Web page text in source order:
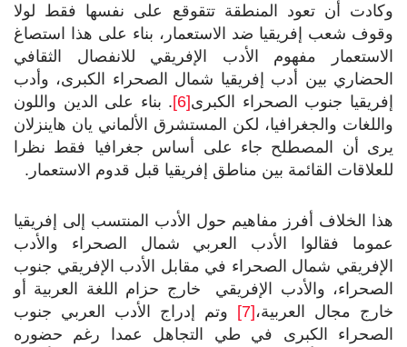
وكادت أن تعود المنطقة تتقوقع على نفسها فقط لولا
وقوف شعب إفريقيا ضد الاستعمار، بناء على هذا استصاغ
الاستعمار مفهوم الأدب الإفريقي للانفصال الثقافي
الحضاري بين أدب إفريقيا شمال الصحراء الكبرى، وأدب
إفريقيا جنوب الصحراء الكبرى[6]
. بناء على الدين واللون
واللغات والجغرافيا، لكن المستشرق الألماني يان هاينزلان
يرى أن المصطلح جاء على أساس جغرافيا فقط نظرا
للعلاقات القائمة بين مناطق إفريقيا قبل قدوم الاستعمار.
هذا الخلاف أفرز مفاهيم حول الأدب المنتسب إلى إفريقيا
عموما فقالوا الأدب العربي شمال الصحراء والأدب
الإفريقي شمال الصحراء في مقابل الأدب الإفريقي جنوب
الصحراء، والأدب الإفريقي خارج حزام اللغة العربية أو
خارج مجال العربية، [7]
وتم إدراج الأدب العربي جنوب
الصحراء الكبرى في طي التجاهل عمدا رغم حضوره